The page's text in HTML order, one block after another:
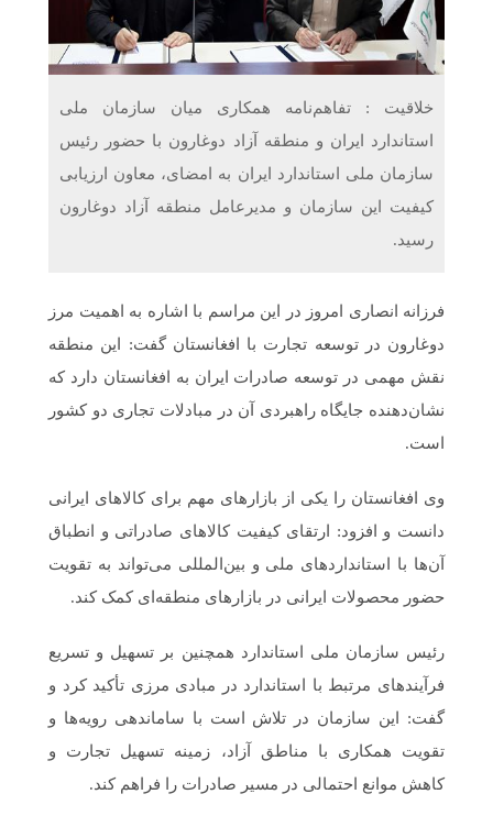
خلاقیت : تفاهم‌نامه همکاری میان سازمان ملی
استاندارد ایران و منطقه آزاد دوغارون با حضور رئیس
سازمان ملی استاندارد ایران به امضای، معاون ارزیابی
کیفیت این سازمان و مدیرعامل منطقه آزاد دوغارون
رسید.
فرزانه انصاری امروز در این مراسم با اشاره به اهمیت مرز
دوغارون در توسعه تجارت با افغانستان گفت: این منطقه
نقش مهمی در توسعه صادرات ایران به افغانستان دارد که
نشان‌دهنده جایگاه راهبردی آن در مبادلات تجاری دو کشور
است.
وی افغانستان را یکی از بازارهای مهم برای کالاهای ایرانی
دانست و افزود: ارتقای کیفیت کالاهای صادراتی و انطباق
آن‌ها با استانداردهای ملی و بین‌المللی می‌تواند به تقویت
حضور محصولات ایرانی در بازارهای منطقه‌ای کمک کند.
رئیس سازمان ملی استاندارد همچنین بر تسهیل و تسریع
فرآیندهای مرتبط با استاندارد در مبادی مرزی تأکید کرد و
گفت: این سازمان در تلاش است با ساماندهی رویه‌ها و
تقویت همکاری با مناطق آزاد، زمینه تسهیل تجارت و
کاهش موانع احتمالی در مسیر صادرات را فراهم کند.